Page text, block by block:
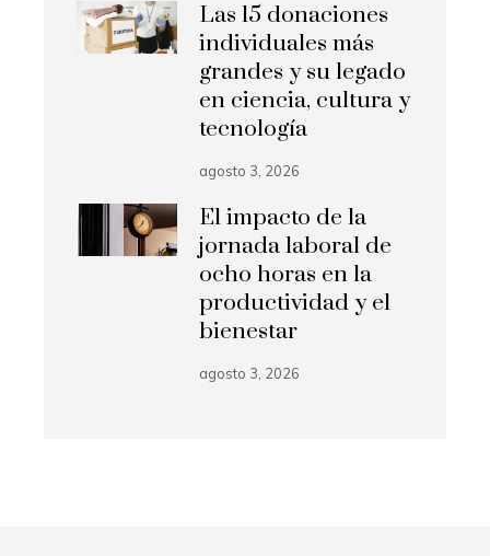
Las 15 donaciones
individuales más
grandes y su legado
en ciencia, cultura y
tecnología
agosto 3, 2026
El impacto de la
jornada laboral de
ocho horas en la
productividad y el
bienestar
agosto 3, 2026